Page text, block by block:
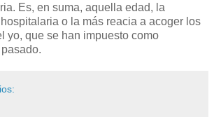
Es, en suma, aquella edad, la
o la más reacia a acoger los
yo, que se han impuesto como